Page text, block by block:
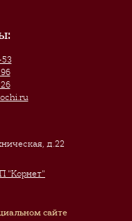
д.22
"Корнет"
сайте